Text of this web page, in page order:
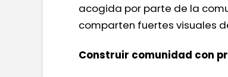
acogida por parte de la
comparten fuertes visuales
Construir comunidad con